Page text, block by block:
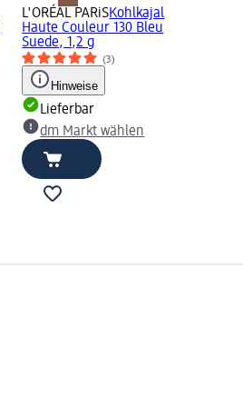
L'ORÉAL PARiSKohlkajal
Haute Couleur 130 Bleu
Suede, 1,2 g
(3)
Hinweise
Lieferbar
dm Markt wählen